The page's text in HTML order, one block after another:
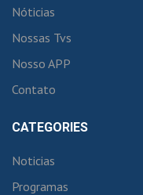
Nóticias
Nossas Tvs
Nosso APP
Contato
CATEGORIES
Noticias
Programas